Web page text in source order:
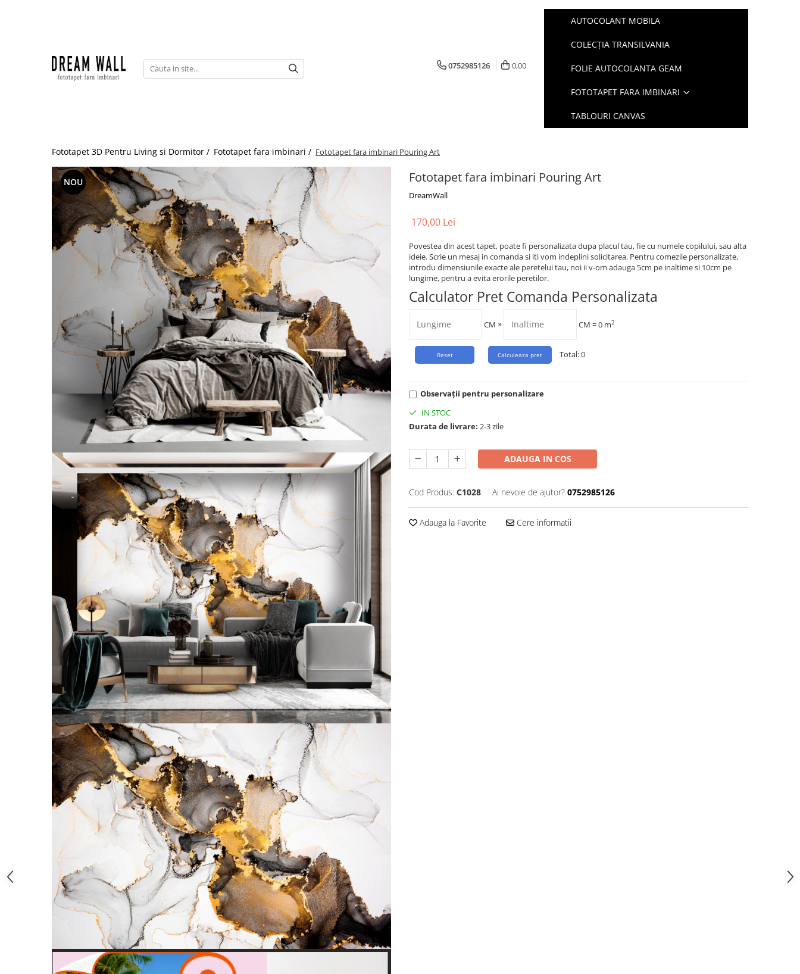
Fototapet 3D
Pentru copii
0752985126 0,00
AUTOCOLANT MOBILA
COLECȚIA TRANSILVANIA
FOLIE AUTOCOLANTA GEAM
FOTOTAPET FARA IMBINARI
TABLOURI CANVAS
Fototapet 3D Pentru Living si Dormitor / Fototapet fara imbinari / Fototapet fara imbinari Pouring Art
NOU Fototapet fara imbinari Pouring Art
DreamWall
170,00 Lei
Povestea din acest tapet, poate fi personalizata dupa placul tau, fie cu numele copilului, sau alta
ideie. Scrie un mesaj in comanda si iti vom indeplini solicitarea. Pentru comezile personalizate,
introdu dimensiunile exacte ale peretelui tau, noi ii v-om adauga 5cm pe inaltime si 10cm pe
lungime, pentru a evita erorile peretilor.
Calculator Pret Comanda Personalizata
CM × CM =0 m2
Total:0
Observații pentru personalizare
IN STOC
Durata de livrare: 2-3 zile
ADAUGA IN COS
Cod Produs: C1028 Ai nevoie de ajutor? 0752985126
Adauga la Favorite Cere informatii